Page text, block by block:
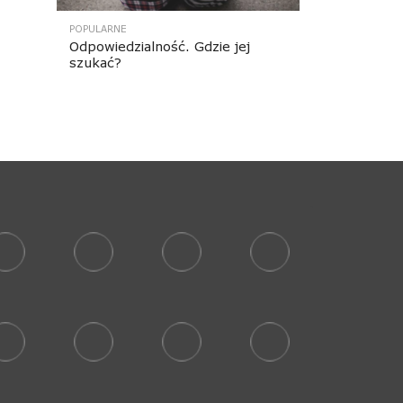
POPULARNE
Odpowiedzialność. Gdzie jej
szukać?